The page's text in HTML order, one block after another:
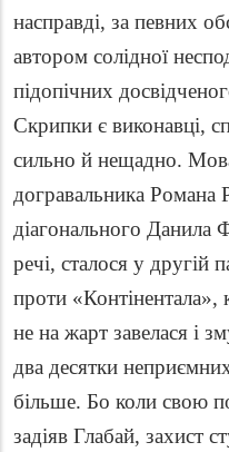
насправді, за певних
автором солідної
підопічних
Скрипки є виконавці,
сильно й нещадно.
догравальника Романа
діагонального Данила
речі, сталося у
проти «Контінентала»,
не на жарт завелася і
два десятки
більше. Бо коли свою
задіяв Глабай, захист